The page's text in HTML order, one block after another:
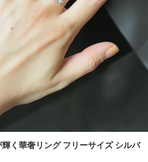
く華奢リング フリーサイズ シルバ